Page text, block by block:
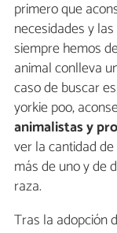
primero que
necesidades y
siempre hemos
animal conlleva
caso de buscar
yorkie poo,
animalistas y
ver la cantidad
más de uno y de
raza.
Tras la adopción